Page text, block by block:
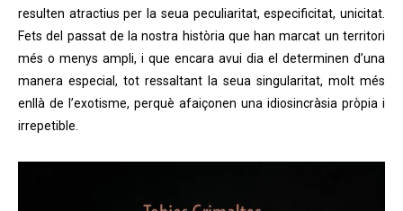
resulten atractius per la seua peculiaritat, especificitat, unicitat.
Fets del passat de la nostra història que han marcat un territori
més o menys ampli, i que encara avui dia el determinen d’una
manera especial, tot ressaltant la seua singularitat, molt més
enllà de l’exotisme, perquè afaiçonen una idiosincràsia pròpia i
irrepetible.